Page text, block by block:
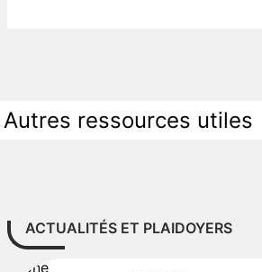
Autres ressources utiles
ACTUALITÉS ET PLAIDOYERS